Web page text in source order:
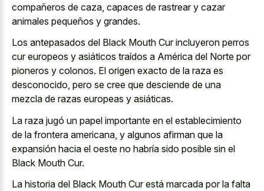
compañeros de caza, capaces de rastrear y cazar
animales pequeños y grandes.
Los antepasados del Black Mouth Cur incluyeron perros
cur europeos y asiáticos traídos a América del Norte por
pioneros y colonos. El origen exacto de la raza es
desconocido, pero se cree que desciende de una
mezcla de razas europeas y asiáticas.
La raza jugó un papel importante en el establecimiento
de la frontera americana, y algunos afirman que la
expansión hacia el oeste no habría sido posible sin el
Black Mouth Cur.
La historia del Black Mouth Cur está marcada por la falta